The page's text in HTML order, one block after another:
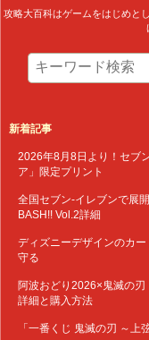
攻略大百科はゲームをはじめと
新着記事
2026年8月8日より！セブ
ア」限定プリント
全国セブン‐イレブンで展
BASH!! Vol.2詳細
ディズニーデザインのカ
守る
阿波おどり2026×鬼滅の刃
詳細と購入方法
「一番くじ 鬼滅の刃 ～上